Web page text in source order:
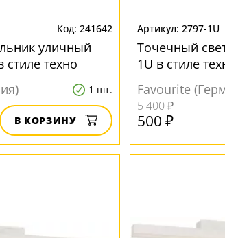
241642
уличный
стиле техно
1 шт.
В КОРЗИНУ
2797-1U
Точечный
1U в стиле
Favourite
5 400 ₽
500 ₽